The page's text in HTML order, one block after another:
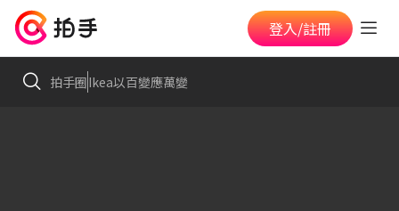
登入/註冊
拍手圈Ikea以百變應萬變